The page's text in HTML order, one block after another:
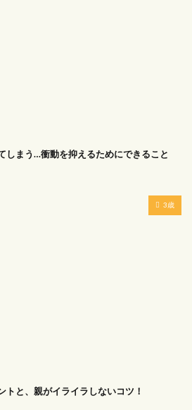
しまう…衝動を抑えるためにできること
3歳
トと、親がイライラしないコツ！